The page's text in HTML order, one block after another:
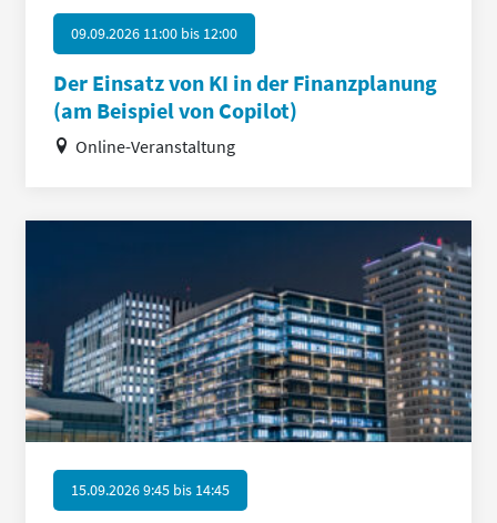
09.09.2026 11:00 bis 12:00
Der Einsatz von KI in der Finanzplanung
(am Beispiel von Copilot)
Online-Veranstaltung
15.09.2026 9:45 bis 14:45